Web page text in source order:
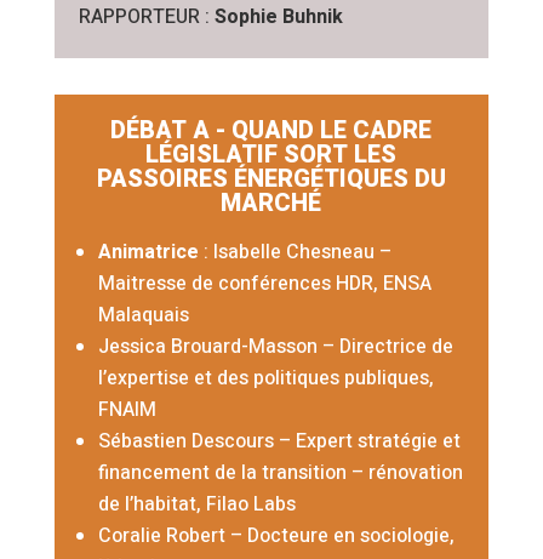
RAPPORTEUR : Sophie Buhnik
DÉBAT A - QUAND LE CADRE
LÉGISLATIF SORT LES
PASSOIRES ÉNERGÉTIQUES DU
MARCHÉ
Animatrice : Isabelle Chesneau –
Maitresse de conférences HDR, ENSA
Malaquais
Jessica Brouard-Masson – Directrice de
l’expertise et des politiques publiques,
FNAIM
Sébastien Descours – Expert stratégie et
financement de la transition – rénovation
de l’habitat, Filao Labs
Coralie Robert – Docteure en sociologie,